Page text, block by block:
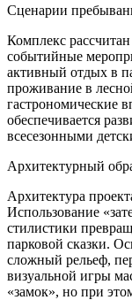
Сценарии
Комплекс
событийные
активный отдых в
проживание в
гастрономические
обеспечивается
всесезонными
Архитектурный
Архитектура
Использование
стилистики
парковой сказки.
сложный рельеф,
визуальной игры
«замок», но при